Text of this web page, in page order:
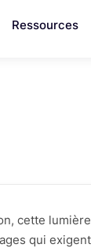
Ressources
cette
qui